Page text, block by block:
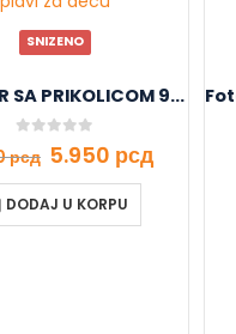
SNIZENO
TRAKTOR SA PRIKOLICOM 956 PLAVI
out of 5
рсд 5.950 рсд
DODAJ U KORPU